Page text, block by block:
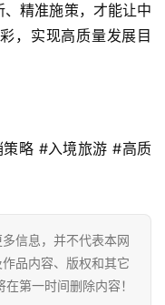
精准施策，才能让中
，实现高质量发展目
略 #入境旅游 #高质
信息，并不代表本网
品内容、版权和其它
第一时间删除内容！